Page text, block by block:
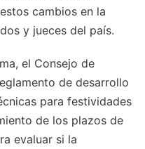
cambios en la
y jueces del país.
el Consejo de
de desarrollo
para festividades
de los plazos de
evaluar si la